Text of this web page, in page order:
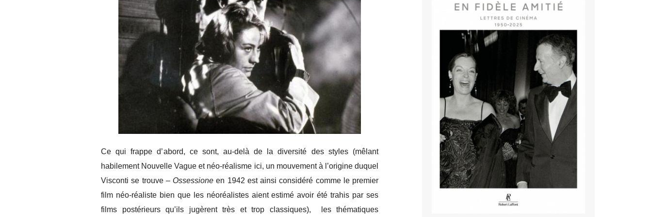
Ce qui frappe d’abord, ce sont, au-delà de la diversité des styles (mêlant
habilement Nouvelle Vague et néo-réalisme ici, un mouvement à l’origine duquel
Visconti se trouve – Ossessione en 1942 est ainsi considéré comme le premier
film néo-réaliste bien que les néoréalistes aient estimé avoir été trahis par ses
films postérieurs qu’ils jugèrent très et trop classiques), les thématiques